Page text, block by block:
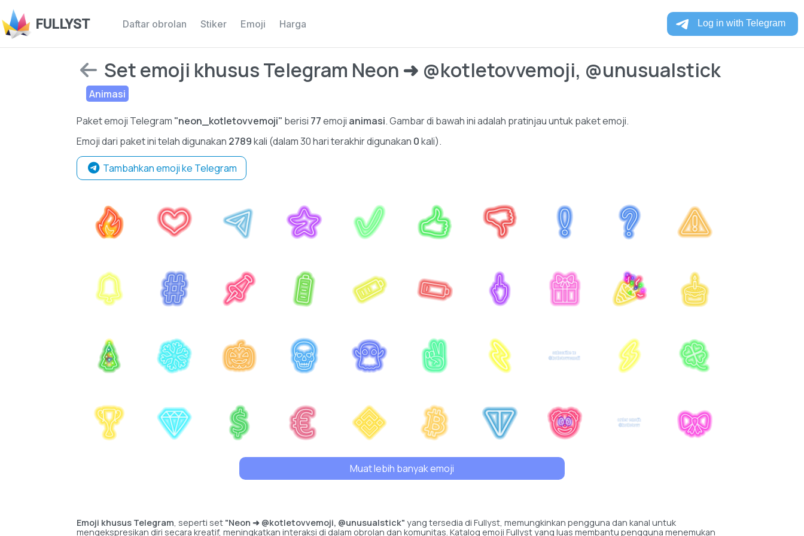
FULLYST Daftar obrolan Stiker Emoji Harga
Set emoji khusus Telegram Neon ➜ @kotletovvemoji, @unusualstick
Animasi
Paket emoji Telegram "neon_kotletovvemoji" berisi 77emoji animasi. Gambar di bawah ini adalah pratinjau untuk paket emoji.
Emoji dari paket ini telah digunakan 2789kali (dalam 30 hari terakhir digunakan 0kali).
Tambahkan emoji ke Telegram
Muat lebih banyak emoji
Emoji khusus Telegram, seperti set "Neon ➜ @kotletovvemoji, @unusualstick" yang tersedia di Fullyst, memungkinkan pengguna dan kanal untuk
mengekspresikan diri secara kreatif, meningkatkan interaksi di dalam obrolan dan komunitas. Katalog emoji Fullyst yang luas membantu pengguna menemukan